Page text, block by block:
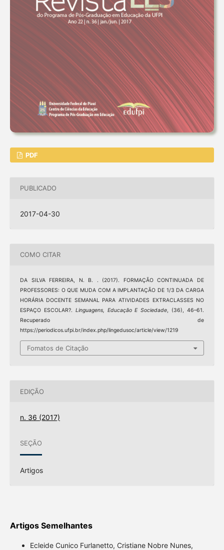
PDF
PUBLICADO
2017-04-30
COMO CITAR
DA SILVA FERREIRA, N. B. . (2017). FORMAÇÃO CONTINUADA DE
PROFESSORES: O QUE MUDA COM A IMPLANTAÇÃO DE 1/3 DA CARGA
HORÁRIA DOCENTE SEMANAL PARA ATIVIDADES EXTRACLASSES NO
ESPAÇO ESCOLAR?. Linguagens, Educação E Sociedade, (36), 46–61.
Recuperado de
https://periodicos.ufpi.br/index.php/lingedusoc/article/view/1219
Fomatos de Citação
EDIÇÃO
n. 36 (2017)
SEÇÃO
Artigos
Artigos Semelhantes
Ecleide Cunico Furlanetto, Cristiane Nobre Nunes,